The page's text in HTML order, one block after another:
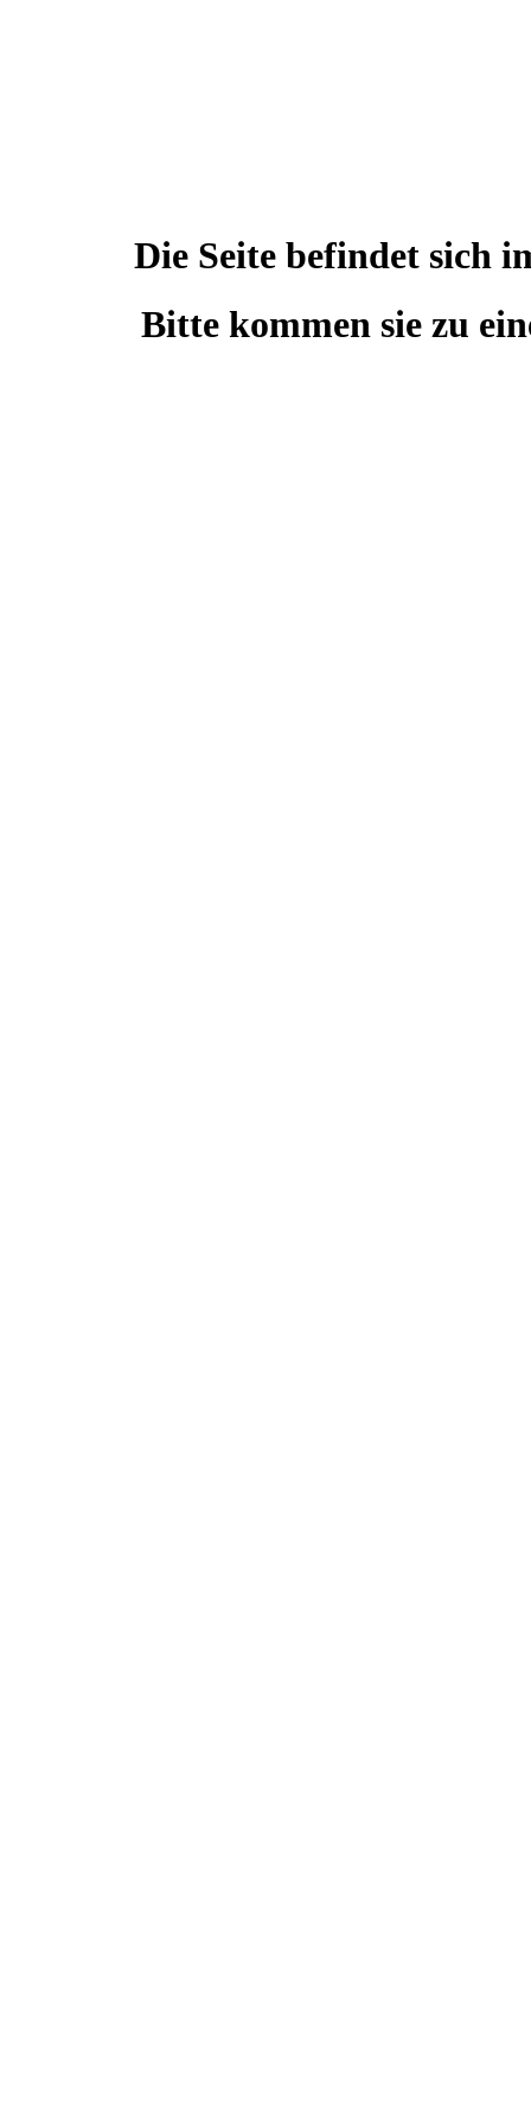
Die Seite befindet sich
Bitte kommen sie zu